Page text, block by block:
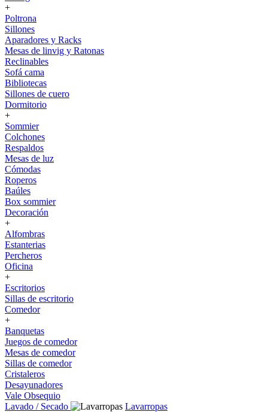
+
Poltrona
Sillones
Aparadores y Racks
Mesas de linvig y Ratonas
Reclinables
Sofá cama
Bibliotecas
Sillones de cuero
Dormitorio
+
Sommier
Colchones
Respaldos
Mesas de luz
Cómodas
Roperos
Baúles
Box sommier
Decoración
+
Alfombras
Estanterias
Percheros
Oficina
+
Escritorios
Sillas de escritorio
Comedor
+
Banquetas
Juegos de comedor
Mesas de comedor
Sillas de comedor
Cristaleros
Desayunadores
Vale Obsequio
Lavado / Secado
Lavarropas